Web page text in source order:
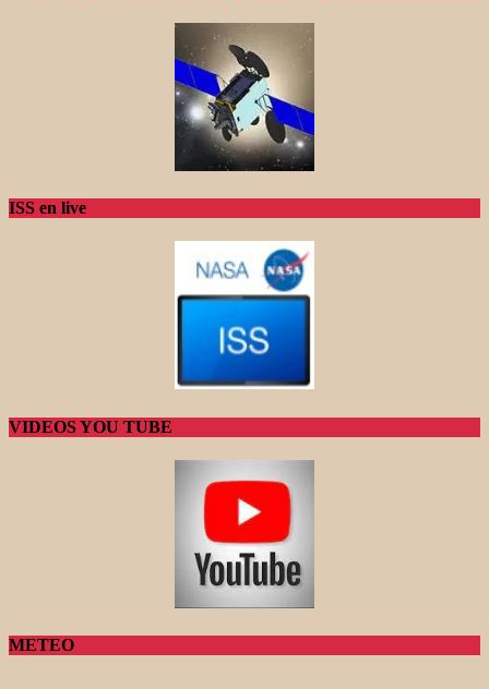
ISS en live
VIDEOS YOU TUBE
METEO